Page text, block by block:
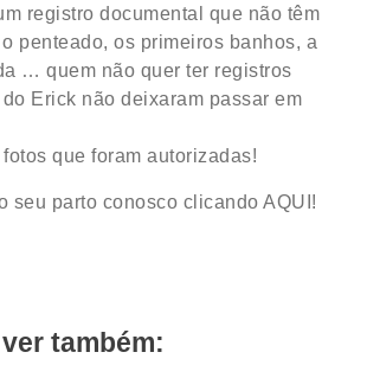
registro documental que não têm
penteado, os primeiros banhos, a
… quem não quer ter registros
Erick não deixaram passar em
que foram autorizadas!
seu parto conosco clicando AQUI!
também: